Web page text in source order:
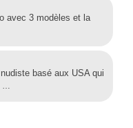
avec 3 modèles et la
basé aux USA qui
…